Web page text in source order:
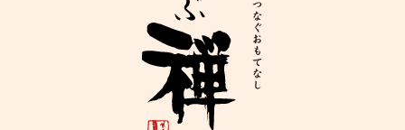
ブランドトップ
ご予約はこちら